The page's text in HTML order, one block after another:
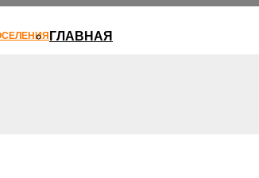
ГЛАВНАЯ